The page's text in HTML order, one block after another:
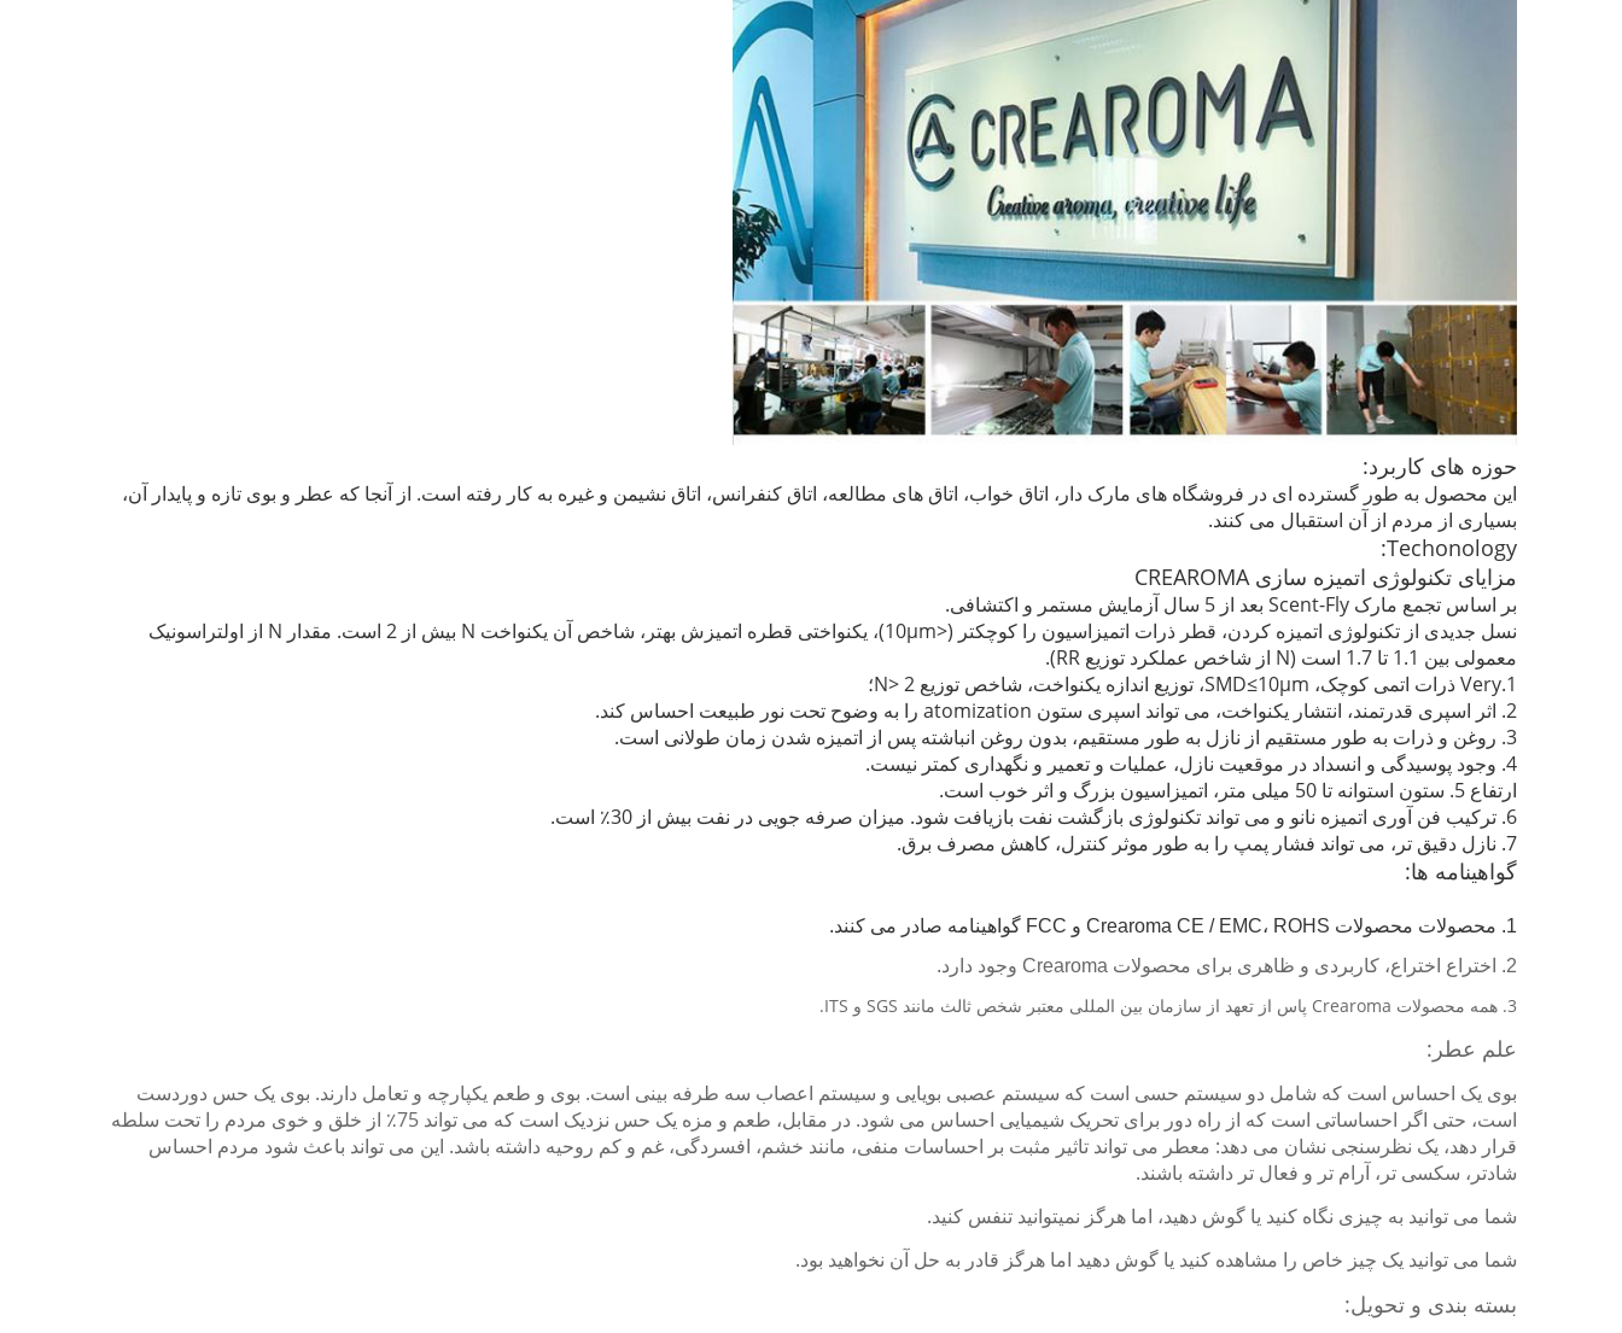
حوزه های کاربرد:
این محصول به طور گسترده ای در فروشگاه های مارک دار، اتاق خواب، اتاق های مطالعه، اتاق کنفرانس، اتاق نشیمن و غیره به کار رفته است. از آنجا که عطر و بوی تازه و پایدار آن،
بسیاری از مردم از آن استقبال می کنند.
Techonology:
مزایای تکنولوژی اتمیزه سازی CREAROMA
بر اساس تجمع مارک Scent-Fly بعد از 5 سال آزمایش مستمر و اکتشافی.
نسل جدیدی از تکنولوژی اتمیزه کردن، قطر ذرات اتمیزاسیون را کوچکتر (<10μm)، یکنواختی قطره اتمیزش بهتر، شاخص آن یکنواخت N بیش از 2 است. مقدار N از اولتراسونیک
معمولی بین 1.1 تا 1.7 است (N از شاخص عملکرد توزیع RR).
1.Very ذرات اتمی کوچک، SMD≤10μm، توزیع اندازه یکنواخت، شاخص توزیع N> 2؛
2. اثر اسپری قدرتمند، انتشار یکنواخت، می تواند اسپری ستون atomization را به وضوح تحت نور طبیعت احساس کند.
3. روغن و ذرات به طور مستقیم از نازل به طور مستقیم، بدون روغن انباشته پس از اتمیزه شدن زمان طولانی است.
4. وجود پوسیدگی و انسداد در موقعیت نازل، عملیات و تعمیر و نگهداری کمتر نیست.
ارتفاع 5. ستون استوانه تا 50 میلی متر، اتمیزاسیون بزرگ و اثر خوب است.
6. ترکیب فن آوری اتمیزه نانو و می تواند تکنولوژی بازگشت نفت بازیافت شود.
میزان صرفه جویی در نفت بیش از 30٪ است.
7. نازل دقیق تر، می تواند فشار پمپ را به طور موثر کنترل، کاهش مصرف برق.
گواهینامه ها:
1. محصولات محصولات Crearoma CE / EMC، ROHS و FCC گواهینامه صادر می کنند.
2. اختراع اختراع، کاربردی و ظاهری برای محصولات Crearoma وجود دارد.
3. همه محصولات Crearoma پاس از تعهد از سازمان بین المللی معتبر شخص ثالث مانند SGS و ITS.
علم عطر:
بوی یک احساس است که شامل دو سیستم حسی است که سیستم عصبی بویایی و سیستم اعصاب سه طرفه بینی است. بوی و طعم یکپارچه و تعامل دارند. بوی یک حس دوردست
است، حتی اگر احساساتی است که از راه دور برای تحریک شیمیایی احساس می شود.
در مقابل، طعم و مزه یک حس نزدیک است که می تواند 75٪ از خلق و خوی مردم را تحت سلطه
قرار دهد، یک نظرسنجی نشان می دهد: معطر می تواند تاثیر مثبت بر احساسات منفی، مانند خشم، افسردگی، غم و کم روحیه داشته باشد. این می تواند باعث شود مردم احساس
شادتر، سکسی تر، آرام تر و فعال تر داشته باشند.
شما می توانید به چیزی نگاه کنید یا گوش دهید، اما هرگز نمیتوانید تنفس کنید.
شما می توانید یک چیز خاص را مشاهده کنید یا گوش دهید اما هرگز قادر به حل آن نخواهید بود.
بسته بندی و تحویل: